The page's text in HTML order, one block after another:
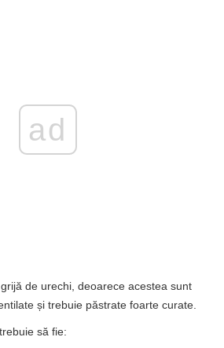
ad
de urechi, deoarece acestea sunt
și trebuie păstrate foarte curate.
să fie: